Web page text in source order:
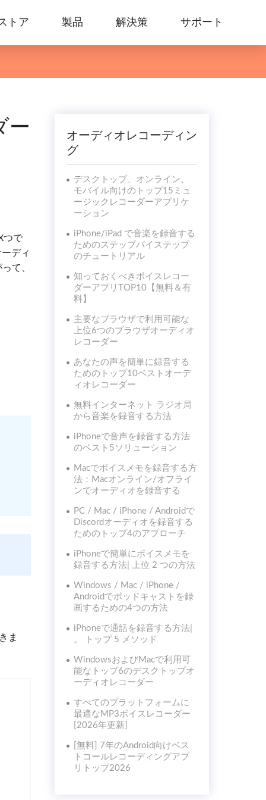
トア 製品 解決策 サポート
ー
つで
ディ
て、
ま
オーディオレコーディン
グ
デスクトップ、オンライン、
モバイル向けのトップ15ミュ
ージックレコーダーアプリケ
ーション
iPhone/iPad で音楽を録音する
ためのステップバイステップ
のチュートリアル
知っておくべきボイスレコー
ダーアプリTOP10【無料＆有
料】
主要なブラウザで利用可能な
上位6つのブラウザオーディオ
レコーダー
あなたの声を簡単に録音する
ためのトップ10ベストオーデ
ィオレコーダー
無料インターネット ラジオ局
から音楽を録音する方法
iPhoneで音声を録音する方法
のベスト5ソリューション
Macでボイスメモを録音する方
法：Macオンライン/オフライ
ンでオーディオを録音する
PC / Mac / iPhone / Androidで
Discordオーディオを録音する
ためのトップ4のアプローチ
iPhoneで簡単にボイスメモを
録音する方法| 上位 2 つの方法
Windows / Mac / iPhone /
Androidでポッドキャストを録
画するための4つの方法
iPhoneで通話を録音する方法|
。 トップ 5 メソッド
WindowsおよびMacで利用可
能なトップ6のデスクトップオ
ーディオレコーダー
すべてのプラットフォームに
最適なMP3ボイスレコーダー
[2026年更新]
[無料] 7年のAndroid向けベス
トコールレコーディングアプ
リトップ2026